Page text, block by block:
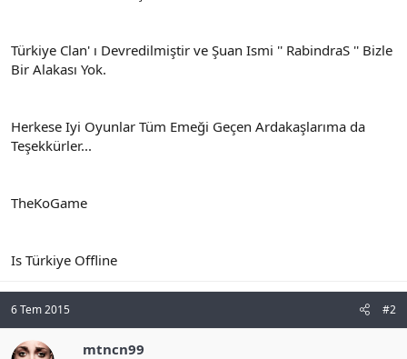
Türkiye Clan' ı Devredilmiştir ve Şuan Ismi '' RabindraS '' Bizle
Bir Alakası Yok.
Herkese Iyi Oyunlar Tüm Emeği Geçen Ardakaşlarıma da
Teşekkürler...
TheKoGame
Is Türkiye Offline
6 Tem 2015 #2
mtncn99